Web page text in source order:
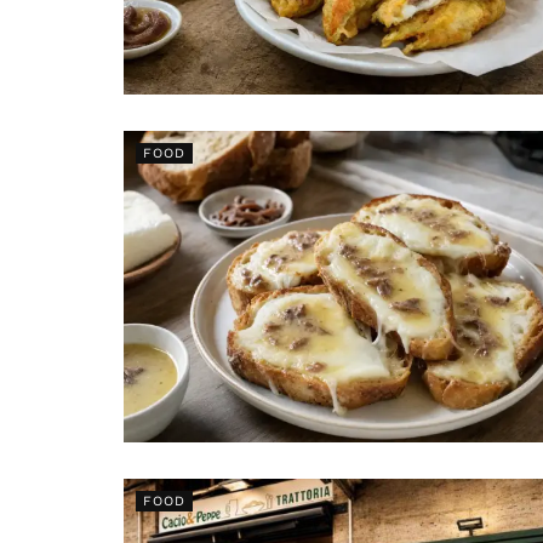
FOOD
FOOD